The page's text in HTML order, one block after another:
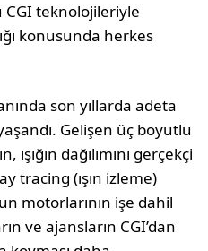
teknolojileriyle
konusunda herkes
son yıl­larda adeta
Gelişen üç boyutlu
dağılımını gerçekçi
tracing (ışın izle­me)
motorları­nın işe dahil
ve ajansların CGI’dan